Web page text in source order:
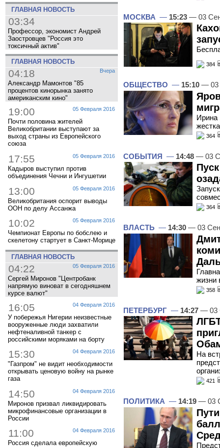
ГЛАВНАЯ НОВОСТЬ
03:34
Профессор, экономист Андрей
Заостровцев "Россия это
токсичный актив"
ГЛАВНАЯ НОВОСТЬ
Вчера
04:18
Александр Мамонтов "85
процентов кинорынка занято
американским кино"
05 Февраля 2016
19:00
Почти половина жителей
Великобритании выступают за
выход страны из Европейского
союза
05 Февраля 2016
17:55
Кадыров выступил против
объединения Чечни и Ингушетии
05 Февраля 2016
13:00
Великобритания оспорит выводы
ООН по делу Ассанжа
05 Февраля 2016
10:02
Чемпионат Европы по бобслею и
скелетону стартует в Санкт-Морице
ГЛАВНАЯ НОВОСТЬ
05 Февраля 2016
04:22
Сергей Миронов "Центробанк
напрямую виноват в сегодняшнем
курсе валют"
04 Февраля 2016
16:05
У побережья Нигерии неизвестные
вооруженные люди захватили
нефтеналивной танкер с
российскими моряками на борту
04 Февраля 2016
15:30
"Газпром" не видит необходимости
открывать ценовую войну на рынке
газа
04 Февраля 2016
14:50
Миронов призвал ликвидировать
микрофинансовые организации в
России
04 Февраля 2016
11:00
Россия сделала европейскую
МОСКВА — 15:23 — 03
384
ОБЩЕСТВО — 15:10 — 03
Ирина
364
СОБЫТИЯ — 14:48 — 03
364
ВЛАСТЬ — 14:30 — 03
жизни
358
ПЕТЕРБУРГ — 14:27 — 03
На
421
ПОЛИТИКА — 14:19 — 03